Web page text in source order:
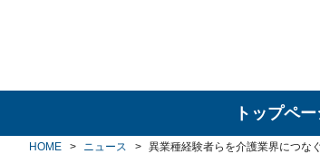
トップペ
HOME ニュース 異業種経験者らを介護業界につな